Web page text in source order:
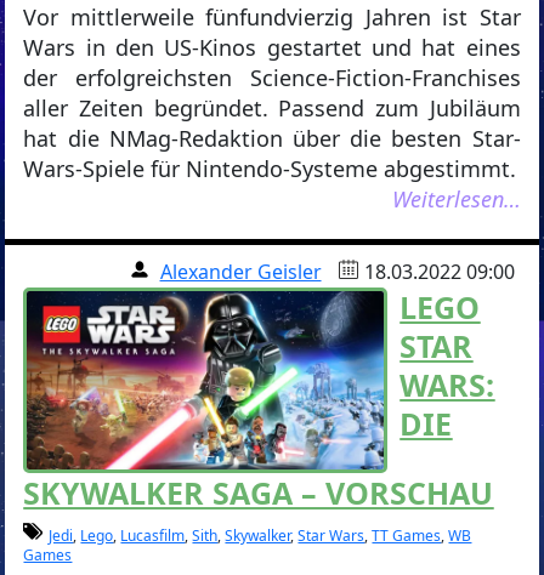
Vor mittlerweile fünfundvierzig Jahren ist Star
Wars in den US-Kinos gestartet und hat eines
der erfolgreichsten Science-Fiction-Franchises
aller Zeiten begründet. Passend zum Jubiläum
hat die NMag-Redaktion über die besten Star-
Wars-Spiele für Nintendo-Systeme abgestimmt.
Weiterlesen…
Alexander Geisler 18.03.2022 09:00
LEGO
STAR
WARS:
DIE
SKYWALKER SAGA – VORSCHAU
Jedi, Lego, Lucasfilm,Sith,Skywalker,Star Wars,TT Games,WB
Games